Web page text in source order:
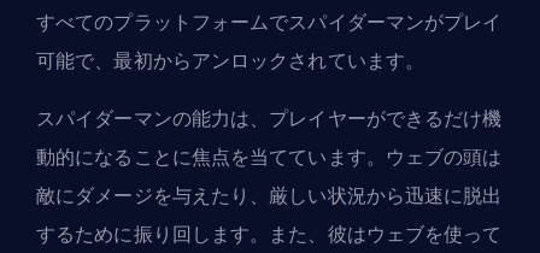
すべてのプラットフォームでスパイダーマンがプレイ
可能で、最初からアンロックされています。
スパイダーマンの能力は、プレイヤーができるだけ機
動的になることに焦点を当てています。ウェブの頭は
敵にダメージを与えたり、厳しい状況から迅速に脱出
するために振り回します。また、彼はウェブを使って